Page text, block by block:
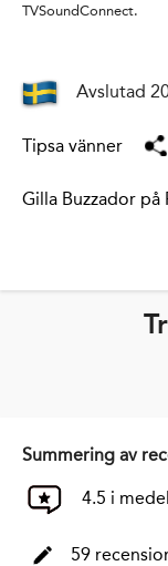
TVSoundConnect.
Avslutad
Tipsa vänner
Gilla Buzzador på
Summering av
4.5 i
59